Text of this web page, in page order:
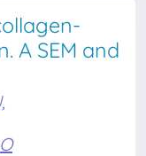
A SEM and